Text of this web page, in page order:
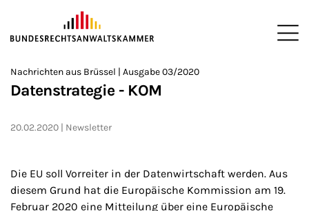
ZUM HAUPTINHALT SPRINGEN
Sie befinden sich hier:
>
Startseite
>
Newsroom
>
Newsletter
>
Nachrichten aus Brüssel
Nachrichten aus Brüssel | Ausgabe 03/2020
Datenstrategie - KOM
20.02.2020 Newsletter
Die EU soll Vorreiter in der Datenwirtschaft werden. Aus
diesem Grund hat die Europäische Kommission am 19.
Februar 2020 eine Mitteilung über eine Europäische